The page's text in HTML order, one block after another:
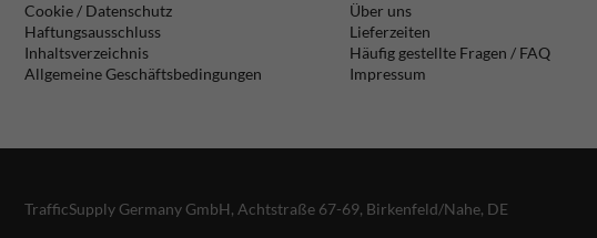
Cookie / Datenschutz
Haftungsausschluss
Inhaltsverzeichnis
Allgemeine Geschäftsbedingungen
Über uns
Lieferzeiten
Häufig gestellte Fragen / FAQ
Impressum
TrafficSupply Germany GmbH, Achtstraße 67-69, Birkenfeld/Nahe, DE